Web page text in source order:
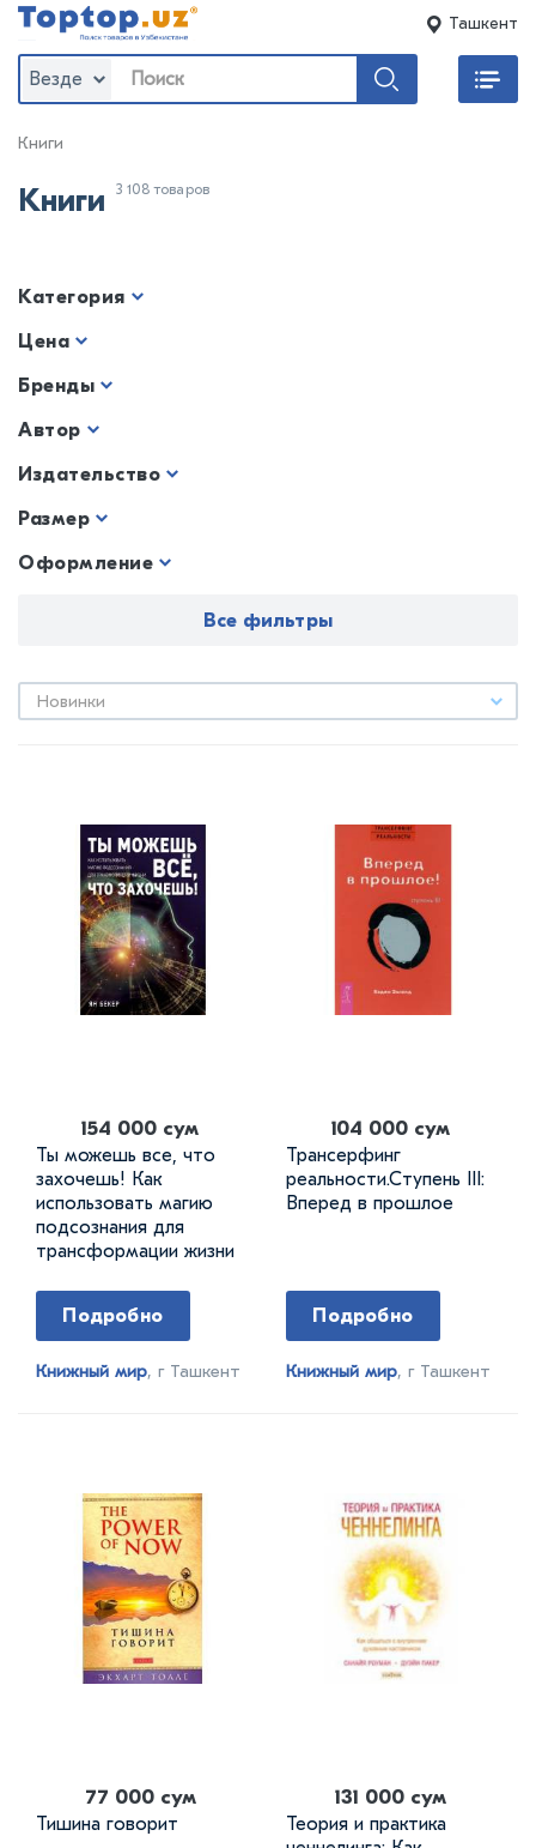
Ташкент
Везде
Книги
Книги 3 108 товаров
Категория
Цена
Бренды
Автор
Издательство
Размер
Оформление
Все фильтры
Новинки
154 000 сум
Ты можешь все, что
захочешь! Как
использовать магию
подсознания для
трансформации жизни
Подробно
Книжный мир, г Ташкент
104 000 сум
Трансерфинг
реальности.Ступень III:
Вперед в прошлое
Подробно
Книжный мир, г Ташкент
77 000 сум
Тишина говорит
131 000 сум
Теория и практика